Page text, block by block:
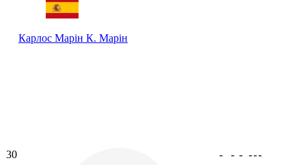
Карлос Марін К. Марін
30 - - - ---